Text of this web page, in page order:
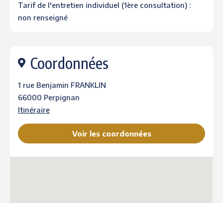
Tarif de l'entretien individuel (1ère consultation) :
non renseigné
Coordonnées
1 rue Benjamin FRANKLIN
66000 Perpignan
Itinéraire
Voir les coordonnées